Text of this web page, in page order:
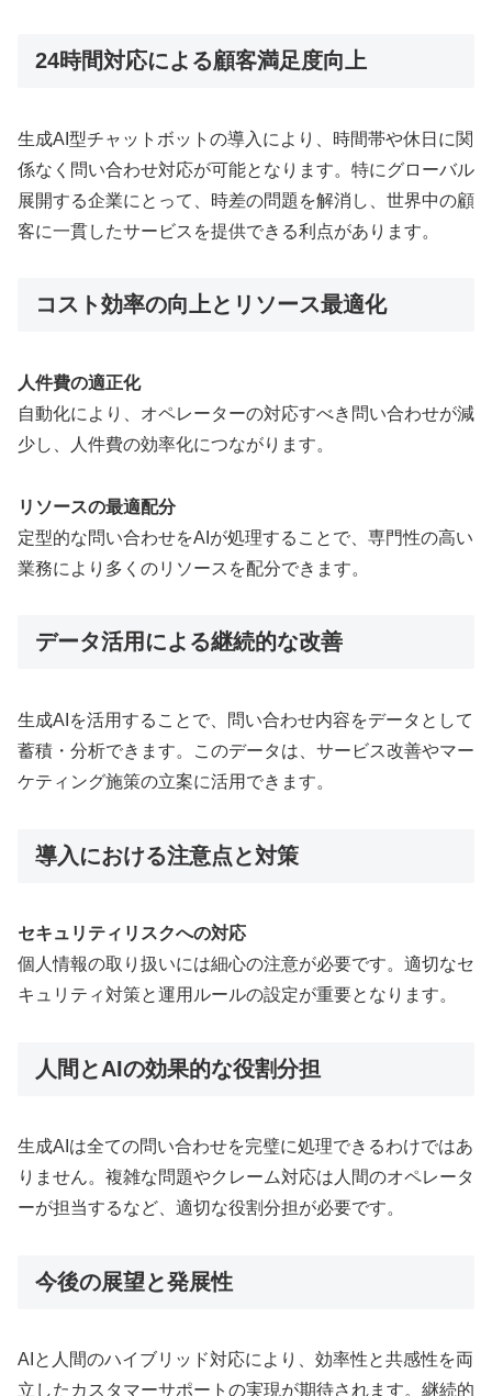
24時間対応による顧客満足度向上
生成AI型チャットボットの導入により、時間帯や休日に関
係なく問い合わせ対応が可能となります。特にグローバル
展開する企業にとって、時差の問題を解消し、世界中の顧
客に一貫したサービスを提供できる利点があります。
コスト効率の向上とリソース最適化
人件費の適正化
自動化により、オペレーターの対応すべき問い合わせが減
少し、人件費の効率化につながります。
リソースの最適配分
定型的な問い合わせをAIが処理することで、専門性の高い
業務により多くのリソースを配分できます。
データ活用による継続的な改善
生成AIを活用することで、問い合わせ内容をデータとして
蓄積・分析できます。このデータは、サービス改善やマー
ケティング施策の立案に活用できます。
導入における注意点と対策
セキュリティリスクへの対応
個人情報の取り扱いには細心の注意が必要です。適切なセ
キュリティ対策と運用ルールの設定が重要となります。
人間とAIの効果的な役割分担
生成AIは全ての問い合わせを完璧に処理できるわけではあ
りません。複雑な問題やクレーム対応は人間のオペレータ
ーが担当するなど、適切な役割分担が必要です。
今後の展望と発展性
AIと人間のハイブリッド対応により、効率性と共感性を両
立したカスタマーサポートの実現が期待されます。継続的